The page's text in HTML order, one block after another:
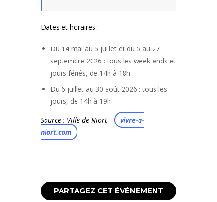
Dates et horaires :
Du 14 mai au 5 juillet et du 5 au 27
septembre 2026 : tous les week-ends et
jours fériés, de 14h à 18h
Du 6 juillet au 30 août 2026 : tous les
jours, de 14h à 19h
Source : Ville de Niort –
vivre-a-
niort.com
PARTAGEZ CET ÉVÉNEMENT